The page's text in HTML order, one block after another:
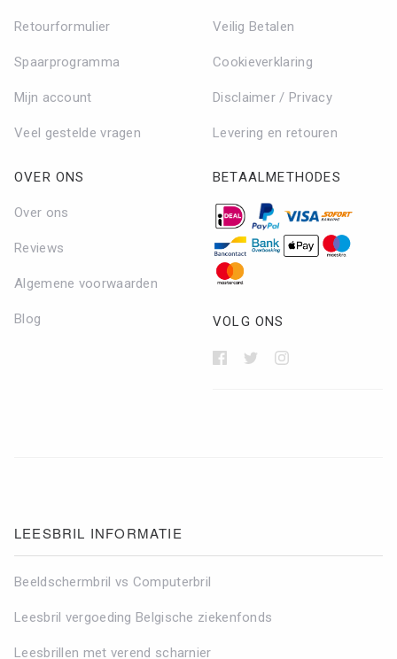
Retourformulier
Spaarprogramma
Mijn account
Veel gestelde vragen
Veilig Betalen
Cookieverklaring
Disclaimer / Privacy
Levering en retouren
OVER ONS
Over ons
Reviews
Algemene voorwaarden
Blog
BETAALMETHODES
VOLG ONS
LEESBRIL INFORMATIE
Beeldschermbril vs Computerbril
Leesbril vergoeding Belgische ziekenfonds
Leesbrillen met verend scharnier